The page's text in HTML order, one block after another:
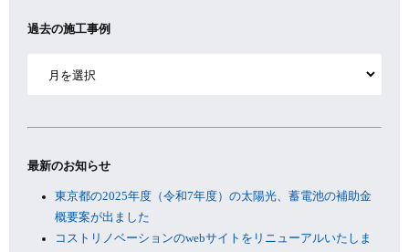
過去の施工事例
最新のお知らせ
東京都の2025年度（令和7年度）の太陽光、蓄電池の補助金
概要案が出ました
コストリノベーションのwebサイトをリニューアルいたしま